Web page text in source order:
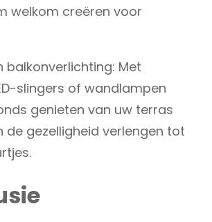
welkom creëren voor
balkonverlichting: Met
slingers of wandlampen
genieten van uw terras
de gezelligheid verlengen tot